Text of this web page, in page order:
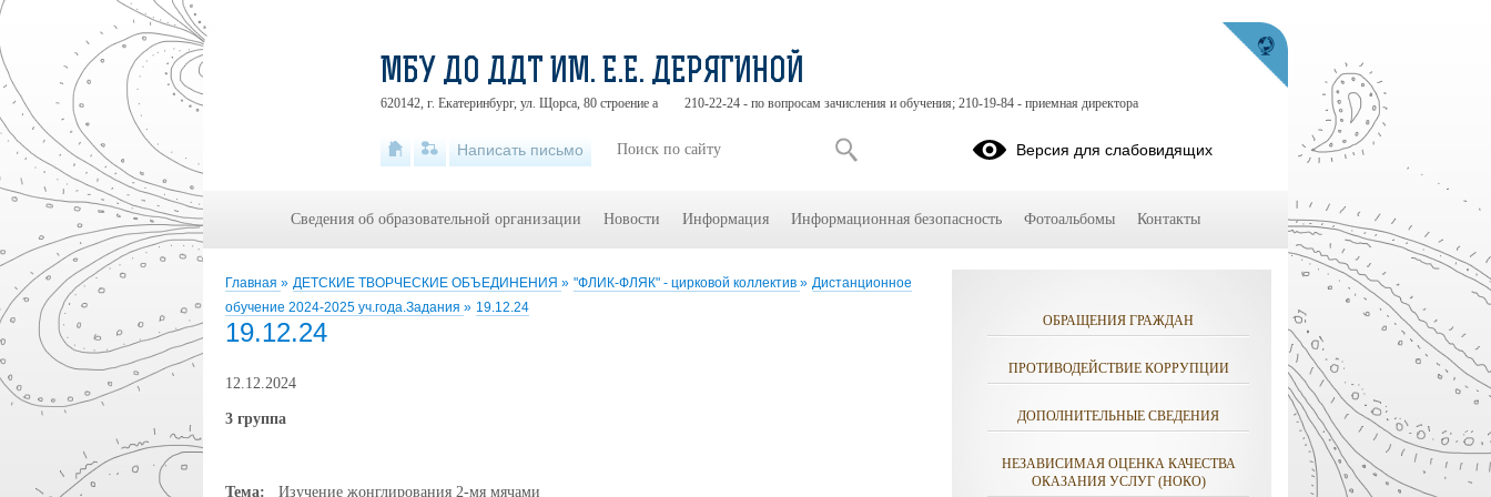
Главная » ДЕТСКИЕ ТВОРЧЕСКИЕ ОБЪЕДИНЕНИЯ » "ФЛИК-ФЛЯК" - цирковой коллектив » Дистанционное
обучение 2024-2025 уч.года.Задания » 19.12.24
19.12.24
12.12.2024
3 группа
Тема: Изучение жонглирования 2-мя мячами
ОБРАЩЕНИЯ ГРАЖДАН
ПРОТИВОДЕЙСТВИЕ КОРРУПЦИИ
ДОПОЛНИТЕЛЬНЫЕ СВЕДЕНИЯ
НЕЗАВИСИМАЯ ОЦЕНКА КАЧЕСТВА
ОКАЗАНИЯ УСЛУГ (НОКО)
МБУ ДО ДДТ ИМ. Е.Е. ДЕРЯГИНОЙ
620142, г. Екатеринбург, ул. Щорса, 80 строение а 210-22-24 - по вопросам зачисления и обучения; 210-19-84 - приемная директора
Написать письмо Версия для слабовидящих
Сведения об образовательной организации Новости Информация Информационная безопасность Фотоальбомы Контакты